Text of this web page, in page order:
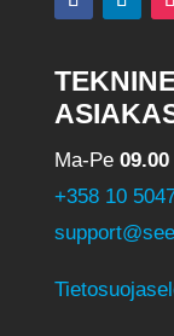
Ma-Pe
+358 10